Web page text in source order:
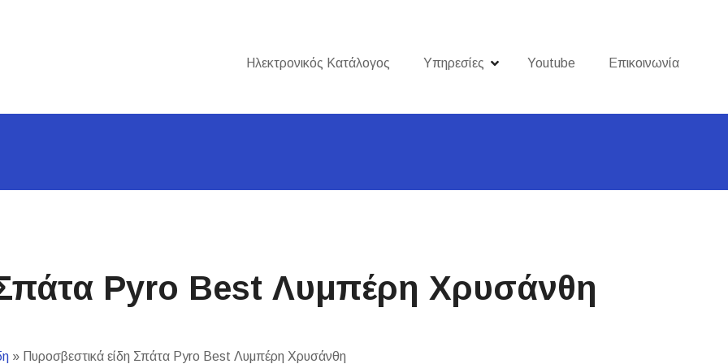
Ηλεκτρονικός Κατάλογος Υπηρεσίες Youtube Επικοινωνία
Pyro Best Λυμπέρη Χρυσάνθη
» Πυροσβεστικά είδη Σπάτα Pyro Best Λυμπέρη Χρυσάνθη